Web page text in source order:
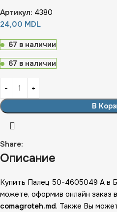
Артикул: 4380
24,00 MDL
67 в наличии
67 в наличии
В
Share:
Описание
Купить Палец 50-4605049 А в
можете, оформив онлайн заказ
comagroteh.md. Также Вы